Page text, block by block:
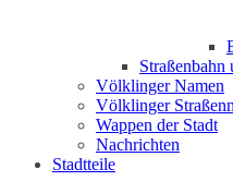
Straßenbahn
Völklinger Namen
Völklinger
Wappen der Stadt
Nachrichten
Stadtteile